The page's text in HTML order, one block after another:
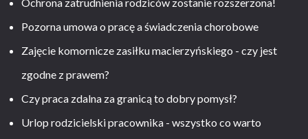
Pozorna umowa o pracę a świadczenia chorobowe
Zajęcie komornicze zasiłku macierzyńskiego - czy jest
zgodne z prawem?
Czy praca zdalna za granicą to dobry pomysł?
Urlop rodzicielski pracownika - wszystko co warto